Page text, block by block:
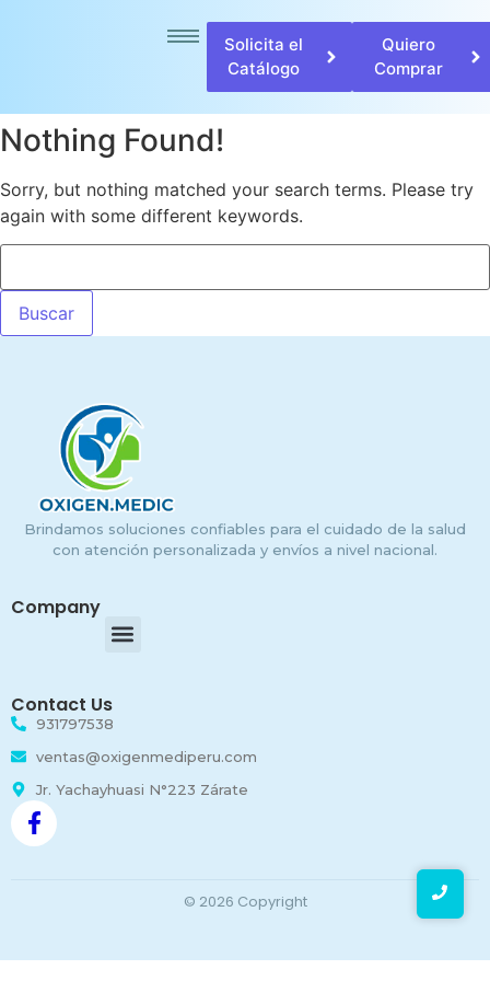
Solicita el
Catálogo
Quiero
Comprar
Nothing Found!
Sorry, but nothing matched your search terms. Please try
again with some different keywords.
Brindamos soluciones confiables para el cuidado de la salud
con atención personalizada y envíos a nivel nacional.
Company
Contact Us
931797538
ventas@oxigenmediperu.com
Jr. Yachayhuasi N°223 Zárate
© 2026 Copyright